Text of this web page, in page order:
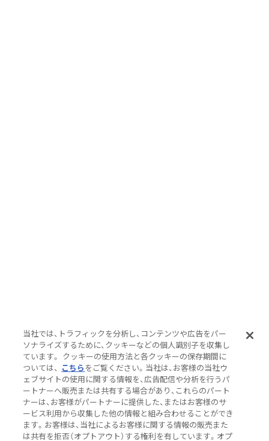
当社では、トラフィックを分析し、コンテンツや広告をパー
ソナライズするために、クッキーなどの個人識別子を収集し
ています。 クッキーの使用方法と各クッキーの保存期間に
ついては、
こちら をご覧ください。当社は、お客様の当社ウ
ェブサイトの使用に関する情報を、広告配信や分析を行うパ
ートナーへ販売または共有する場合があり、これらのパート
ナーは、お客様がパートナーに提供した、またはお客様のサ
ービス利用から収集した他の情報と組み合わせることができ
ます。お客様は、当社によるお客様に関する情報の販売また
は共有を拒否（オプトアウト）する権利を有しています。オプ